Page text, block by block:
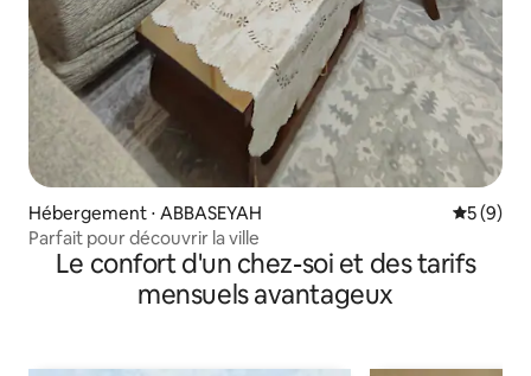
Hébergement ⋅ ABBASEYAH
5 (9)
Parfait pour découvrir la ville
Le confort d'un chez-soi et des tarifs
mensuels avantageux